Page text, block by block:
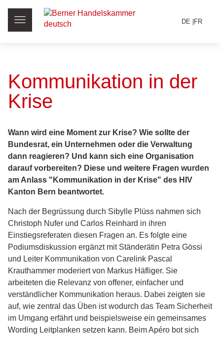
DE FR
Kommunikation in der
Krise
Wann wird eine Moment zur Krise? Wie sollte der
Bundesrat, ein Unternehmen oder die Verwaltung
dann reagieren? Und kann sich eine Organisation
darauf vorbereiten? Diese und weitere Fragen wurden
am Anlass "Kommunikation in der Krise" des HIV
Kanton Bern beantwortet.
Nach der Begrüssung durch Sibylle Plüss nahmen sich
Christoph Nufer und Carlos Reinhard in ihren
Einstiegsreferaten diesen Fragen an. Es folgte eine
Podiumsdiskussion ergänzt mit Ständerätin Petra Gössi
und Leiter Kommunikation von Carelink Pascal
Krauthammer moderiert von Markus Häfliger. Sie
arbeiteten die Relevanz von offener, einfacher und
verständlicher Kommunikation heraus. Dabei zeigten sie
auf, wie zentral das Üben ist wodurch das Team Sicherheit
im Umgang erfährt und beispielsweise ein gemeinsames
Wording Leitplanken setzen kann. Beim Apéro bot sich